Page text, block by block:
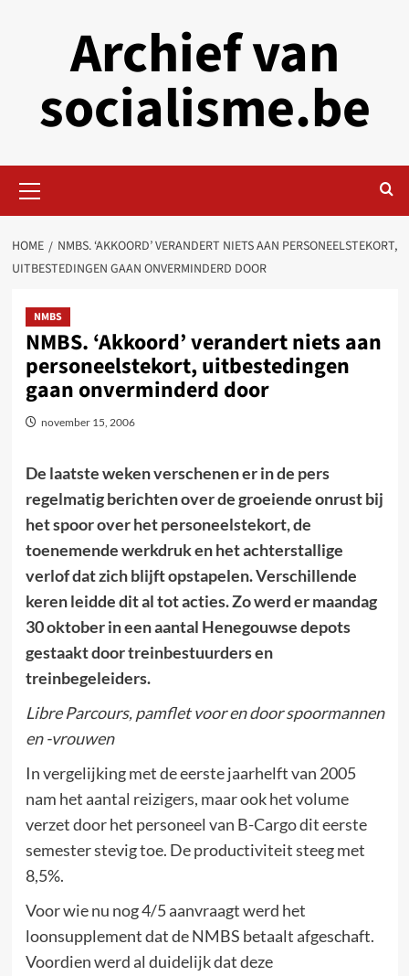
Archief van
socialisme.be
Menu
HOME
NMBS. ‘AKKOORD’ VERANDERT NIETS AAN PERSONEELSTEKORT,
UITBESTEDINGEN GAAN ONVERMINDERD DOOR
NMBS
NMBS. ‘Akkoord’ verandert niets aan
personeelstekort, uitbestedingen
gaan onverminderd door
november 15, 2006
De laatste weken verschenen er in de pers
regelmatig berichten over de groeiende onrust bij
het spoor over het personeelstekort, de
toenemende werkdruk en het achterstallige
verlof dat zich blijft opstapelen. Verschillende
keren leidde dit al tot acties. Zo werd er maandag
30 oktober in een aantal Henegouwse depots
gestaakt door treinbestuurders en
treinbegeleiders.
Libre Parcours, pamflet voor en door spoormannen
en -vrouwen
In vergelijking met de eerste jaarhelft van 2005
nam het aantal reizigers, maar ook het volume
verzet door het personeel van B-Cargo dit eerste
semester stevig toe. De productiviteit steeg met
8,5%.
Voor wie nu nog 4/5 aanvraagt werd het
loonsupplement dat de NMBS betaalt afgeschaft.
Voordien werd al duidelijk dat deze